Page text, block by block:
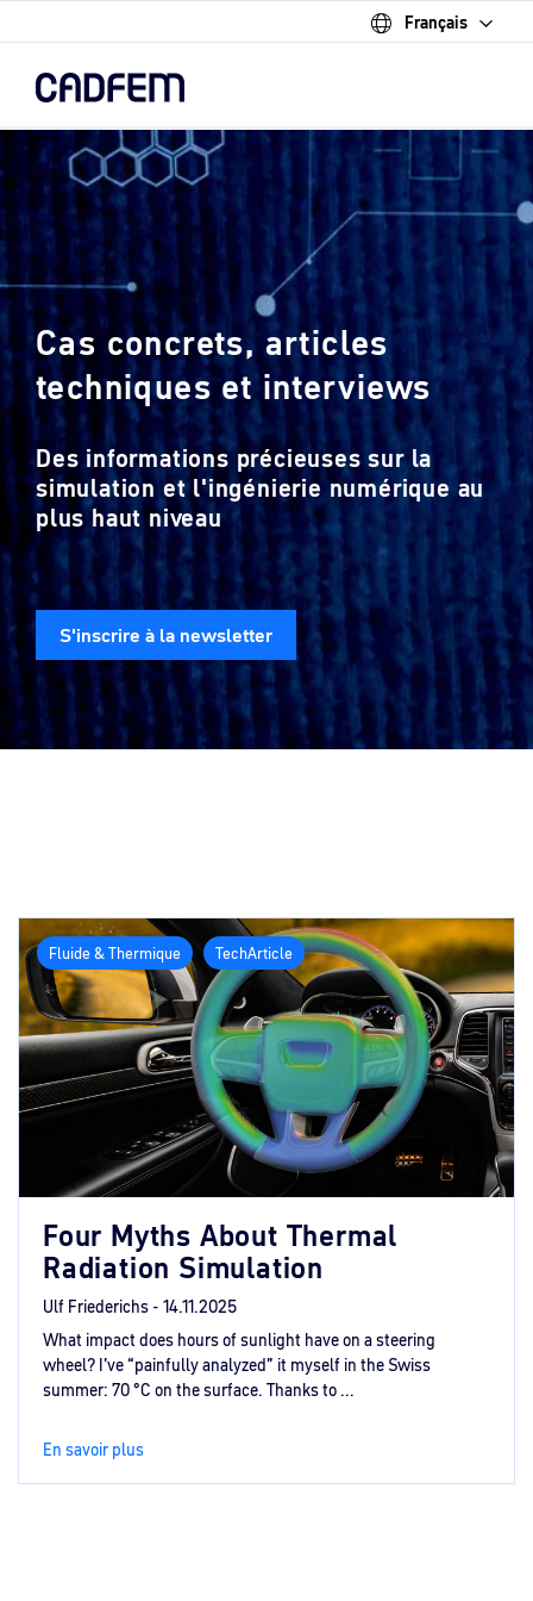
Français
content.
Cas concrets, articles
techniques et interviews
Des informations précieuses sur la
simulation et l'ingénierie numérique au
plus haut niveau
S'inscrire à la newsletter
Fluide & Thermique TechArticle
Four Myths About Thermal
Radiation Simulation
Ulf Friederichs - 14.11.2025
What impact does hours of sunlight have on a steering
wheel? I’ve “painfully analyzed” it myself in the Swiss
summer: 70 °C on the surface. Thanks to ...
En savoir plus